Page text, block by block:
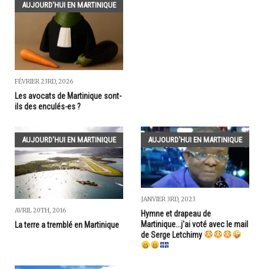
AUJOURD'HUI EN MARTINIQUE
FÉVRIER 23RD, 2026
Les avocats de Martinique sont-
ils des enculés-es ?
AUJOURD'HUI EN MARTINIQUE
AVRIL 20TH, 2016
La terre a tremblé en Martinique
AUJOURD'HUI EN MARTINIQUE
JANVIER 3RD, 2023
Hymne et drapeau de
Martinique...j'ai voté avec le mail
de Serge Letchimy